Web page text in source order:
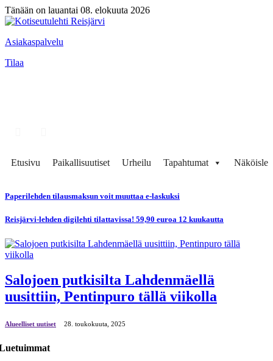
Tänään on lauantai 08. elokuuta 2026
Asiakaspalvelu
Tilaa
Etusivu Paikallisuutiset Urheilu Tapahtumat
Paperilehden tilausmaksun voit muuttaa e-laskuksi
Reisjärvi-lehden digilehti tilattavissa! 59,90 euroa 12 kuukautta
Salojoen putkisilta Lahdenmäellä
uusittiin, Pentinpuro tällä viikolla
Alueelliset uutiset 28. toukokuuta, 2025